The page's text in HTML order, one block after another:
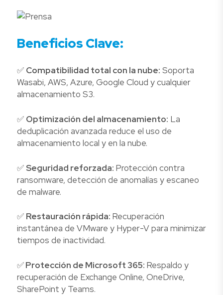
Beneficios Clave:
✅ Compatibilidad total con la nube: Soporta
Wasabi, AWS, Azure, Google Cloud y cualquier
almacenamiento S3.
✅ Optimización del almacenamiento: La
deduplicación avanzada reduce el uso de
almacenamiento local y en la nube.
✅Seguridad reforzada: Protección contra
ransomware, detección de anomalías y escaneo
de malware.
✅ Restauración rápida: Recuperación
instantánea de VMware y Hyper-V para minimizar
tiempos de inactividad.
✅Protección de Microsoft 365: Respaldo y
recuperación de Exchange Online, OneDrive,
SharePoint y Teams.